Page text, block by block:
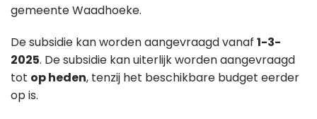
gemeente Waadhoeke.
De subsidie kan worden aangevraagd vanaf 1-3-
2025. De subsidie kan uiterlijk worden aangevraagd
tot op heden, tenzij het beschikbare budget eerder
op is.